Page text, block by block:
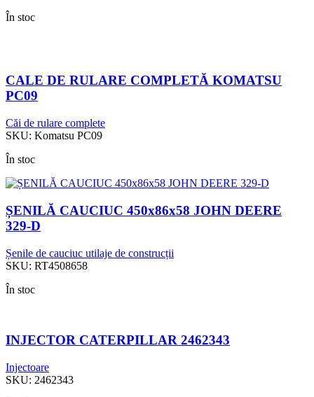
În stoc
CALE DE RULARE COMPLETĂ KOMATSU
PC09
Căi de rulare complete
SKU: Komatsu PC09
În stoc
ȘENILĂ CAUCIUC 450x86x58 JOHN DEERE
329-D
Șenile de cauciuc utilaje de construcții
SKU: RT4508658
În stoc
INJECTOR CATERPILLAR 2462343
Injectoare
SKU: 2462343